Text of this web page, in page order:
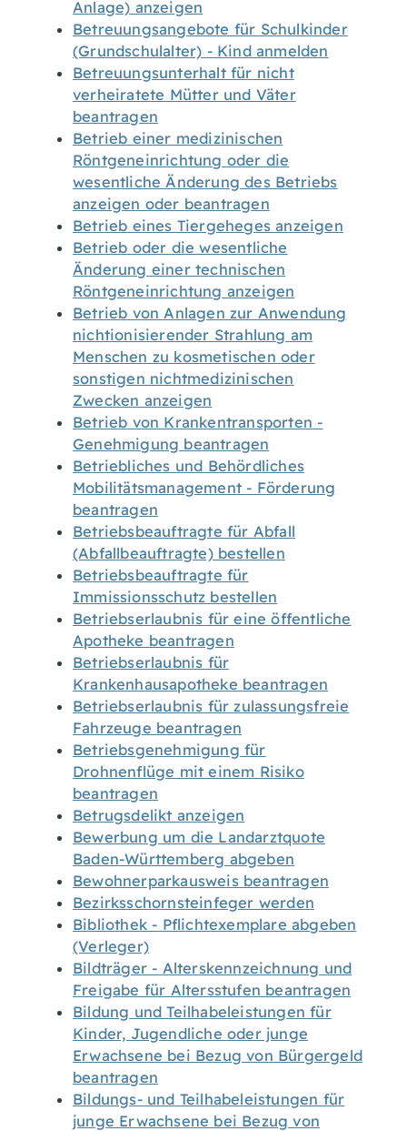
Anlage) anzeigen
Betreuungsangebote für Schulkinder
(Grundschulalter) - Kind anmelden
Betreuungsunterhalt für nicht
verheiratete Mütter und Väter
beantragen
Betrieb einer medizinischen
Röntgeneinrichtung oder die
wesentliche Änderung des Betriebs
anzeigen oder beantragen
Betrieb eines Tiergeheges anzeigen
Betrieb oder die wesentliche
Änderung einer technischen
Röntgeneinrichtung anzeigen
Betrieb von Anlagen zur Anwendung
nichtionisierender Strahlung am
Menschen zu kosmetischen oder
sonstigen nichtmedizinischen
Zwecken anzeigen
Betrieb von Krankentransporten -
Genehmigung beantragen
Betriebliches und Behördliches
Mobilitätsmanagement - Förderung
beantragen
Betriebsbeauftragte für Abfall
(Abfallbeauftragte) bestellen
Betriebsbeauftragte für
Immissionsschutz bestellen
Betriebserlaubnis für eine öffentliche
Apotheke beantragen
Betriebserlaubnis für
Krankenhausapotheke beantragen
Betriebserlaubnis für zulassungsfreie
Fahrzeuge beantragen
Betriebsgenehmigung für
Drohnenflüge mit einem Risiko
beantragen
Betrugsdelikt anzeigen
Bewerbung um die Landarztquote
Baden-Württemberg abgeben
Bewohnerparkausweis beantragen
Bezirksschornsteinfeger werden
Bibliothek - Pflichtexemplare abgeben
(Verleger)
Bildträger - Alterskennzeichnung und
Freigabe für Altersstufen beantragen
Bildung und Teilhabeleistungen für
Kinder, Jugendliche oder junge
Erwachsene bei Bezug von Bürgergeld
beantragen
Bildungs- und Teilhabeleistungen für
junge Erwachsene bei Bezug von